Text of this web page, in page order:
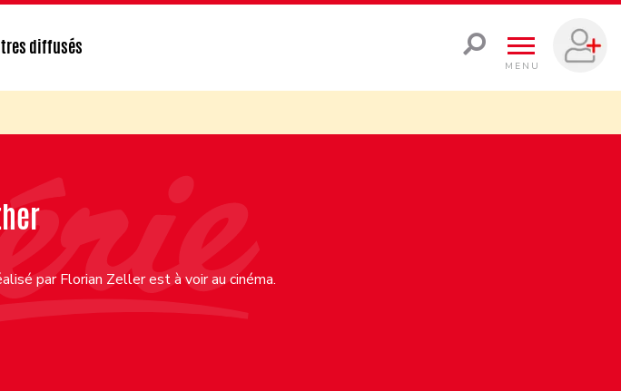
diffusés
MENU
par Florian Zeller est à voir au cinéma.